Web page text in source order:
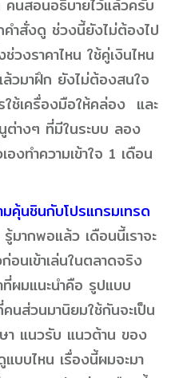
นสอนอธิบายไว้แล้วครับ
ำสั่งดู ช่วงนี้ยังไม่ต้องไป
วงราคาไหน ใช้คู่เงินไหน
วมาฝึก ยังไม่ต้องสนใจ
ใช้เครื่องมือให้คล่อง และ
ต่างๆ ที่มีในระบบ ลอง
องทำความเข้าใจ 1 เดือน
คุ้นชินกับโปรแกรมเทรด
มากพอแล้ว เดือนนี้เราจะ
อนเข้าเล่นในตลาดจริง
ผมแนะนำคือ รูปแบบ
ส่วนมานิยมใช้กันจะเป็น
า แนวรับ แนวต้าน ของ
บบไหน เรื่องนี้ผมจะมา